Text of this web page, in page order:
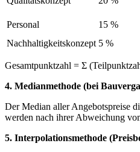
Personal
15 %
Nachhaltigkeitskonzept 5 %
Gesamtpunktzahl = Σ
4. Medianmethode (bei
Der Median aller Angebotspreise
werden nach ihrer Abweichung
5. Interpolationsmethode